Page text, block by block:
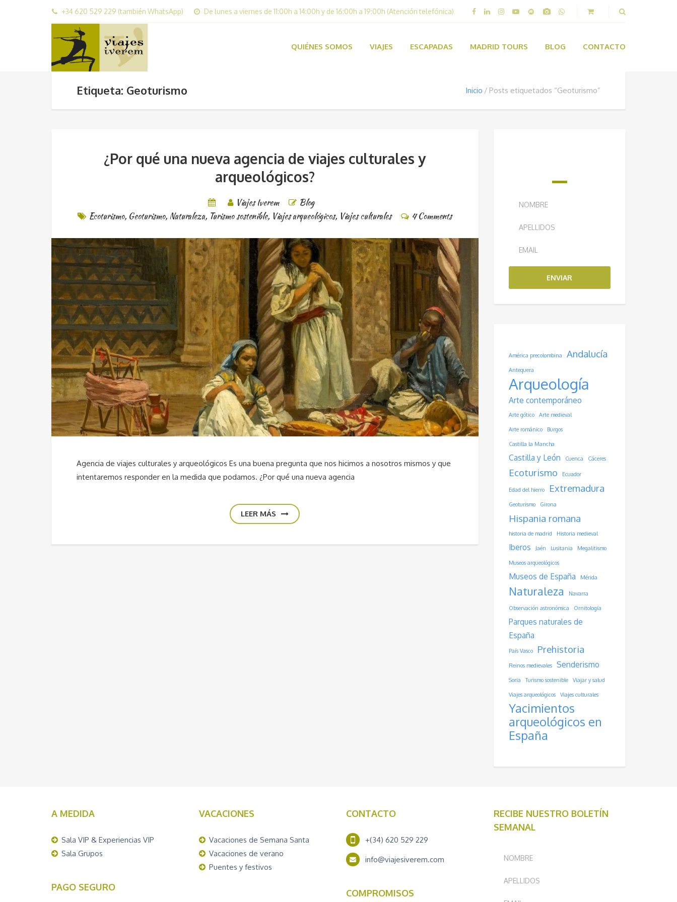
+34 620 529 229 (también WhatsApp) De lunes a viernes de 11:00h a 14:00h y de 16:00h a 19:00h (Atención telefónica)
QUIÉNES SOMOS VIAJES ESCAPADAS MADRID TOURS BLOG CONTACTO
Etiqueta: Geoturismo Inicio Posts etiquetados “Geoturismo”
¿Por qué una nueva agencia de viajes culturales y
arqueológicos?
Viajes Iverem
Blog
Ecoturismo, Geoturismo, Naturaleza, Turismo sostenible, Viajes arqueológicos, Viajes culturales 4 Comments
Agencia de viajes culturales y arqueológicos Es una buena pregunta que nos hicimos a nosotros mismos y que
intentaremos responder en la medida que podamos. ¿Por qué una nueva agencia
LEER MÁS
ENVIAR
América precolombina Andalucía
Antequera
Arqueología
Arte contemporáneo
Arte gótico Arte medieval
Arte románico Burgos
Castilla la Mancha
Castilla y León Cuenca Cáceres
Ecoturismo Ecuador
Edad del hierro Extremadura
Geoturismo Girona
Hispania romana
historia de madrid Historia medieval
Iberos Jaén Lusitania Megalitismo
Museos arqueológicos
Museos de España Mérida
Naturaleza Navarra
Observación astronómica Ornitología
Parques naturales de
España
País Vasco Prehistoria
Reinos medievales Senderismo
Soria Turismo sostenible Viajar y salud
Viajes arqueológicos Viajes culturales
Yacimientos
arqueológicos en
España
A MEDIDA
Sala VIP & Experiencias VIP
Sala Grupos
PAGO SEGURO
VACACIONES
Vacaciones de Semana Santa
Vacaciones de verano
Puentes y festivos
CONTACTO
+(34) 620 529 229
info@viajesiverem.com
COMPROMISOS
RECIBE NUESTRO BOLETÍN
SEMANAL